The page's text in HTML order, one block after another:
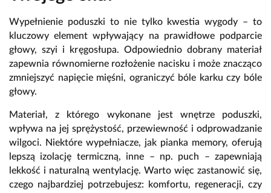
Wypełnienie poduszki to nie tylko kwestia wygody – to
kluczowy element wpływający na prawidłowe podparcie
głowy, szyi i kręgosłupa. Odpowiednio dobrany materiał
zapewnia równomierne rozłożenie nacisku i może znacząco
zmniejszyć napięcie mięśni, ograniczyć bóle karku czy bóle
głowy.
Materiał, z którego wykonane jest wnętrze poduszki,
wpływa na jej sprężystość, przewiewność i odprowadzanie
wilgoci. Niektóre wypełniacze, jak pianka memory, oferują
lepszą izolację termiczną, inne – np. puch – zapewniają
lekkość i naturalną wentylację. Warto więc zastanowić się,
czego najbardziej potrzebujesz: komfortu, regeneracji, czy